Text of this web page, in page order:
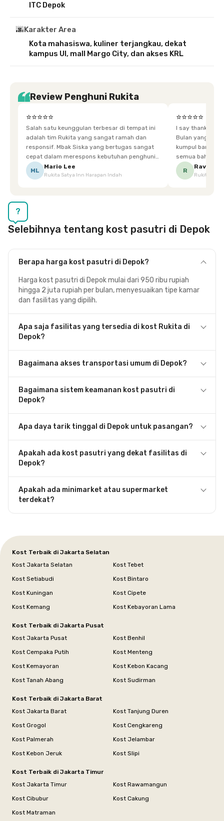
ITC Depok
🌆Karakter Area
Kota mahasiswa, kuliner terjangkau, dekat
kampus UI, mall Margo City, dan akses KRL
Review Penghuni Rukita
⭐⭐⭐⭐⭐
Salah satu keunggulan terbesar di tempat ini
adalah tim Rukita yang sangat ramah dan
responsif. Mbak Siska yang bertugas sangat
cepat dalam merespons kebutuhan penghuni.
Ketika saya meminta keset karena sempat
terpeleset, permintaan tersebut langsung
ML
Mario Lee
Rukita Satya Inn Harapan Indah
⭐⭐⭐⭐⭐
I say thankyou
Bulan yang super happy! banyak
kumpul bareng
semua bahagia
mgkn saran dari air aja & kebersihan lebih di
R
Ravena
Rukita
?
Selebihnya tentang kost pasutri di Depok
Berapa harga kost pasutri di Depok?
Harga kost pasutri di Depok mulai dari 950 ribu rupiah
hingga 2 juta rupiah per bulan, menyesuaikan tipe kamar
dan fasilitas yang dipilih.
Apa saja fasilitas yang tersedia di kost Rukita di
Depok?
Bagaimana akses transportasi umum di Depok?
Bagaimana sistem keamanan kost pasutri di
Depok?
Apa daya tarik tinggal di Depok untuk pasangan?
Apakah ada kost pasutri yang dekat fasilitas di
Depok?
Apakah ada minimarket atau supermarket
terdekat?
Kost Terbaik di Jakarta Selatan
Kost Jakarta Selatan
Kost Tebet
Kost Setiabudi
Kost Bintaro
Kost Kuningan
Kost Cipete
Kost Kemang
Kost Kebayoran Lama
Kost Terbaik di Jakarta Pusat
Kost Jakarta Pusat
Kost Benhil
Kost Cempaka Putih
Kost Menteng
Kost Kemayoran
Kost Kebon Kacang
Kost Tanah Abang
Kost Sudirman
Kost Terbaik di Jakarta Barat
Kost Jakarta Barat
Kost Tanjung Duren
Kost Grogol
Kost Cengkareng
Kost Palmerah
Kost Jelambar
Kost Kebon Jeruk
Kost Slipi
Kost Terbaik di Jakarta Timur
Kost Jakarta Timur
Kost Rawamangun
Kost Cibubur
Kost Cakung
Kost Matraman